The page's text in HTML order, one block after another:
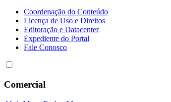
Coordenação do Conteúdo
Licença de Uso e Direitos
Editoração e Datacenter
Expediente do Portal
Fale Conosco
Comercial